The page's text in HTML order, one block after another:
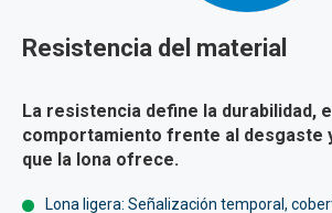
Resistencia del material
La resistencia define la durabilidad,
comportamiento frente al desgaste
que la lona ofrece.
Lona ligera: Señalización temporal,